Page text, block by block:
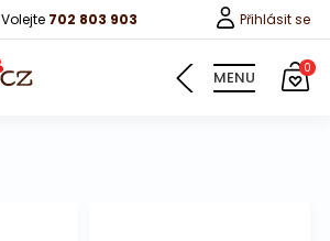
Volejte 702 803 903 Přihlásit se
MENU 0